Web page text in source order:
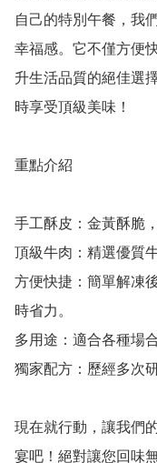
自己的特別午餐，我
幸福感。它不僅方便
升生活品質的絕佳選
時享受頂級美味！
重點介紹
手工酥皮：金黃酥脆
頂級牛肉：精選優質
方便快捷：簡單解凍
時省力。
多用途：適合各種場
獨家配方：歷經多次
現在就行動，讓我們